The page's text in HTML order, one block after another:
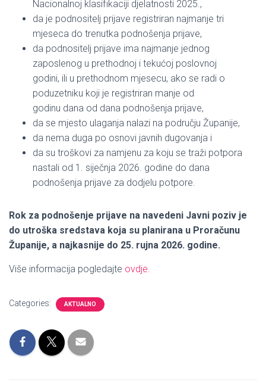
Nacionalnoj klasifikaciji djelatnosti 2025.,
da je podnositelj prijave registriran najmanje tri
mjeseca do trenutka podnošenja prijave,
da podnositelj prijave ima najmanje jednog
zaposlenog u prethodnoj i tekućoj poslovnoj
godini, ili u prethodnom mjesecu, ako se radi o
poduzetniku koji je registriran manje od
godinu dana od dana podnošenja prijave,
da se mjesto ulaganja nalazi na području Županije,
da nema duga po osnovi javnih dugovanja i
da su troškovi za namjenu za koju se traži potpora
nastali od 1. siječnja 2026. godine do dana
podnošenja prijave za dodjelu potpore.
Rok za podnošenje prijave na navedeni Javni poziv je
do utroška sredstava koja su planirana u Proračunu
Županije, a najkasnije do 25. rujna 2026. godine.
Više informacija pogledajte ovdje.
Categories: AKTUALNO